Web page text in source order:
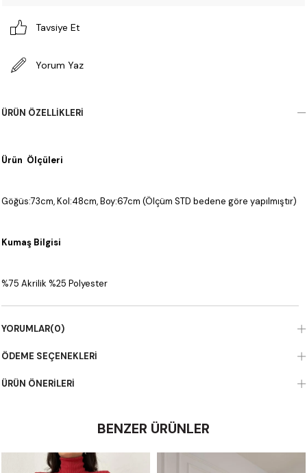
Tavsiye Et
Yorum Yaz
ÜRÜN ÖZELLIKLERI
Ürün Ölçüleri
Göğüs:73cm, Kol:48cm, Boy:67cm (Ölçüm STD bedene göre yapılmıştır)
Kumaş Bilgisi
%75 Akrilik %25 Polyester
YORUMLAR(0)
ÖDEME SEÇENEKLERI
ÜRÜN ÖNERILERI
BENZER ÜRÜNLER